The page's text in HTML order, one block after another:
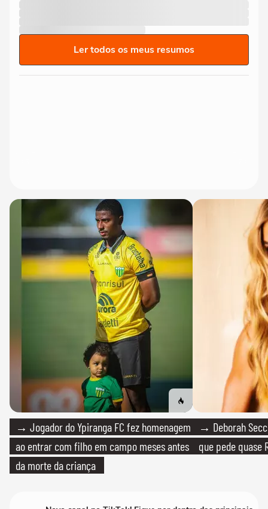
Ler todos os meus resumos
→ Jogador do Ypiranga FC fez homenagem
ao entrar com filho em campo meses antes
da morte da criança
→ Deborah
que pede quase